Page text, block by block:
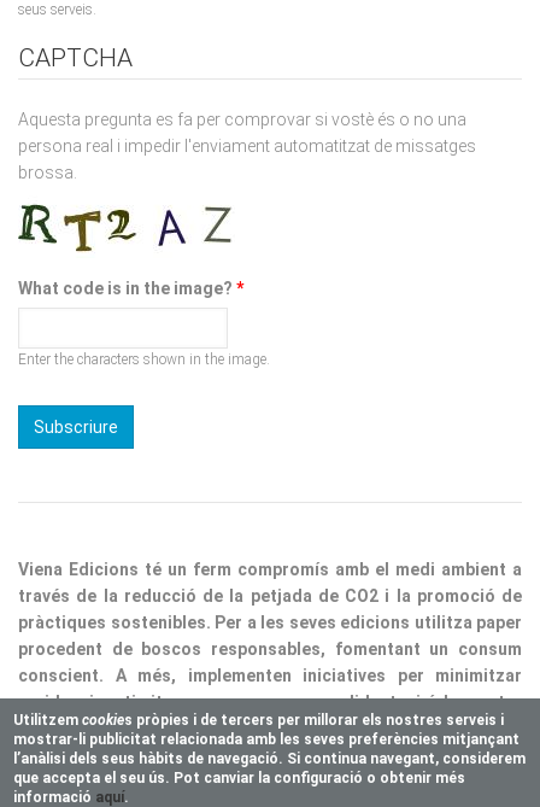
persona real i impedir l'enviament automatitzat de missatges
brossa.
What code is in the image?
través de la reducció de la petjada de CO2 i la promoció de
pràctiques sostenibles. Per a les seves edicions utilitza paper
procedent de boscos responsables, fomentant un consum
conscient. A més, implementen iniciatives per minimitzar
residus i optimitzar processos, consolidant així la nostra
responsabilitat ecològica.
Copyright © 2025 Vienaeditorial.com. All rights reserved
Responsive theme, developed by easy&WEB
Utilitzemcookies pròpies i de tercers per millorar els nostres serveis i
mostrar-li publicitat relacionada amb les seves preferències mitjançant
l’anàlisi dels seus hàbits de navegació. Si continua navegant, considerem
que accepta el seu ús. Pot canviar la configuració o obtenir més
informació aquí.